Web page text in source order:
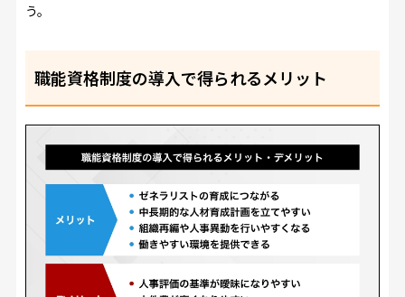
う。
職能資格制度の導入で得られるメリット